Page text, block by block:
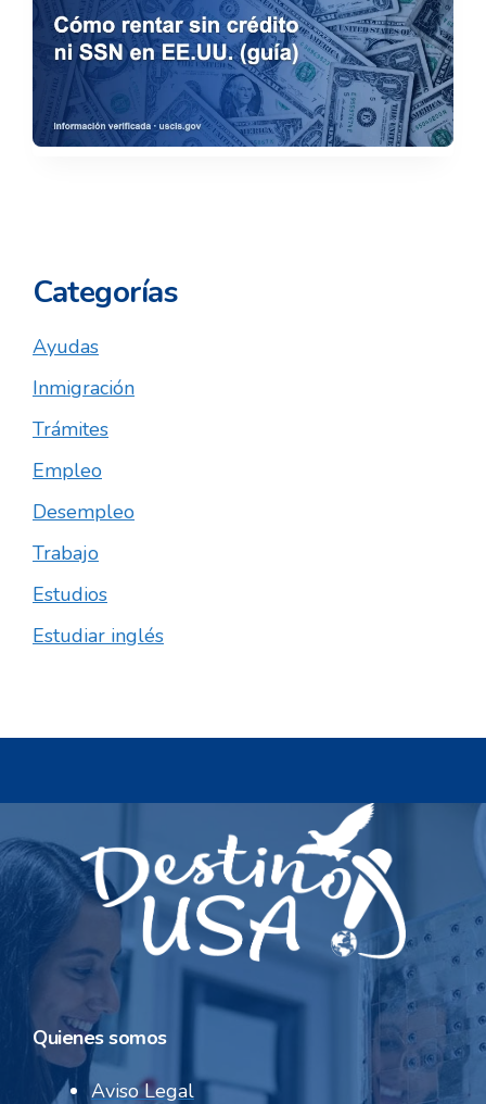
Categorías
Ayudas
Inmigración
Trámites
Empleo
Desempleo
Trabajo
Estudios
Estudiar inglés
Quienes somos
Aviso Legal